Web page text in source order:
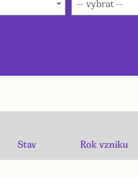
-- vybrat --
Stav Rok vzniku